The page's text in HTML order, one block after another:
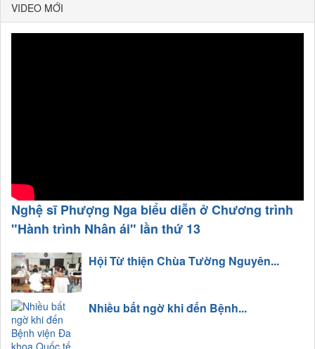
VIDEO MỚI
Nghệ sĩ Phượng Nga biểu diễn ở Chương trình
"Hành trình Nhân ái" lần thứ 13
Hội Từ thiện Chùa Tường Nguyên...
Nhiều bất ngờ khi đến Bệnh...